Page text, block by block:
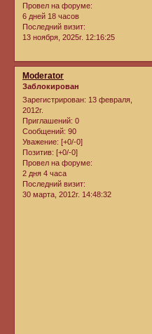
Провел на форуме:
6 дней 18 часов
Последний визит:
13 ноября, 2025г. 12:16:25
Moderator
Заблокирован
Зарегистрирован: 13 февраля,
2012г.
Приглашений: 0
Сообщений: 90
Уважение: [+0/-0]
Позитив: [+0/-0]
Провел на форуме:
2 дня 4 часа
Последний визит:
30 марта, 2012г. 14:48:32